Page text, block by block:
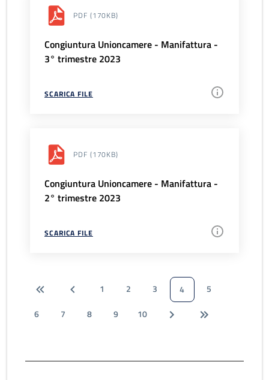
PDF (170KB)
Congiuntura Unioncamere - Manifattura -
3° trimestre 2023
SCARICA FILE
PDF (170KB)
Congiuntura Unioncamere - Manifattura -
2° trimestre 2023
SCARICA FILE
1 2 3 4
5
6
7 8 9 10